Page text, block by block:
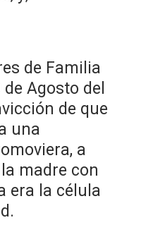
de Familia
Agosto del
de que
una
a
madre con
era la célula